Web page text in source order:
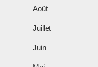
Août
Juillet
Juin